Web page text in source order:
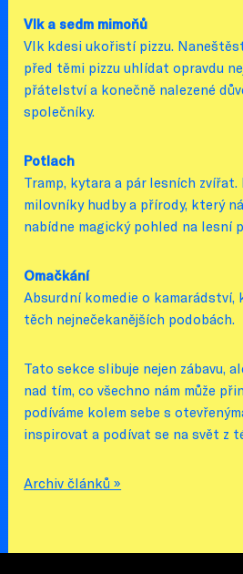
Vlk a sedm mimoňů
Vlk kdesi ukořistí pizzu.
před těmi pizzu uhlídat opravdu
přátelství a konečně nalezené
společníky.
Potlach
Tramp, kytara a pár lesních
milovníky hudby a přírody, který
nabídne magický pohled na lesní
Omačkání
Absurdní komedie o kamarádství,
těch nejnečekanějších podobách.
Tato sekce slibuje nejen zábavu,
nad tím, co všechno nám může
podíváme kolem sebe s
inspirovat a podívat se na svět z
Archiv článků »